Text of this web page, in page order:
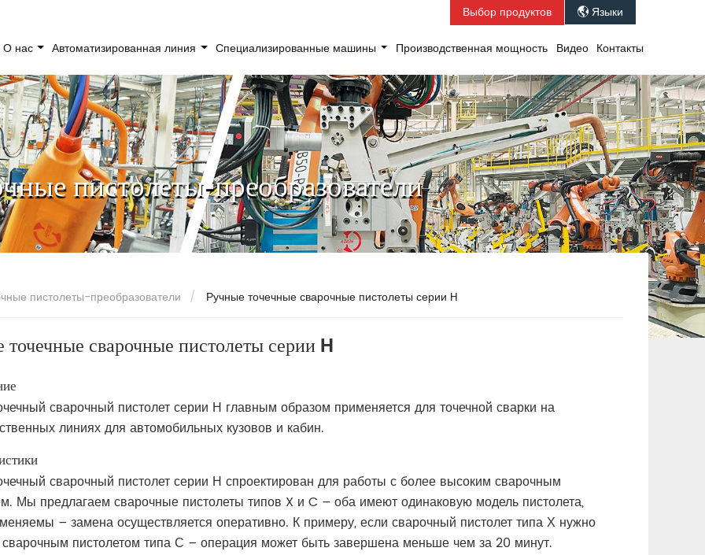
Выбор продуктов  Языки
О нас Автоматизированная линия Специализированные машины Производственная мощность Видео Контакты
пистолеты-преобразователи
пистолеты-преобразователи Ручные точечные сварочные пистолеты серии H
точечные сварочные пистолеты серии H
сварочный пистолет серии Н главным образом применяется для точечной сварки на
линиях для автомобильных кузовов и кабин.
сварочный пистолет серии Н спроектирован для работы с более высоким сварочным
Мы предлагаем сварочные пистолеты типов X и C – оба имеют одинаковую модель пистолета,
– замена осуществляется оперативно. К примеру, если сварочный пистолет типа Х нужно
сварочным пистолетом типа С – операция может быть завершена меньше чем за 20 минут.